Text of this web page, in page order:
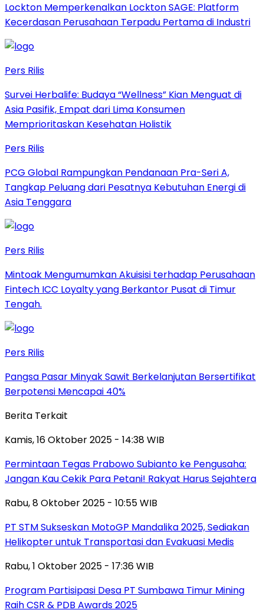
Lockton Memperkenalkan Lockton SAGE: Platform
Kecerdasan Perusahaan Terpadu Pertama di Industri
Pers Rilis
Survei Herbalife: Budaya “Wellness” Kian Menguat di
Asia Pasifik, Empat dari Lima Konsumen
Memprioritaskan Kesehatan Holistik
Pers Rilis
PCG Global Rampungkan Pendanaan Pra-Seri A,
Tangkap Peluang dari Pesatnya Kebutuhan Energi di
Asia Tenggara
Pers Rilis
Mintoak Mengumumkan Akuisisi terhadap Perusahaan
Fintech ICC Loyalty yang Berkantor Pusat di Timur
Tengah.
Pers Rilis
Pangsa Pasar Minyak Sawit Berkelanjutan Bersertifikat
Berpotensi Mencapai 40%
Berita Terkait
Kamis, 16 Oktober 2025 - 14:38 WIB
Permintaan Tegas Prabowo Subianto ke Pengusaha:
Jangan Kau Cekik Para Petani! Rakyat Harus Sejahtera
Rabu, 8 Oktober 2025 - 10:55 WIB
PT STM Sukseskan MotoGP Mandalika 2025, Sediakan
Helikopter untuk Transportasi dan Evakuasi Medis
Rabu, 1 Oktober 2025 - 17:36 WIB
Program Partisipasi Desa PT Sumbawa Timur Mining
Raih CSR & PDB Awards 2025